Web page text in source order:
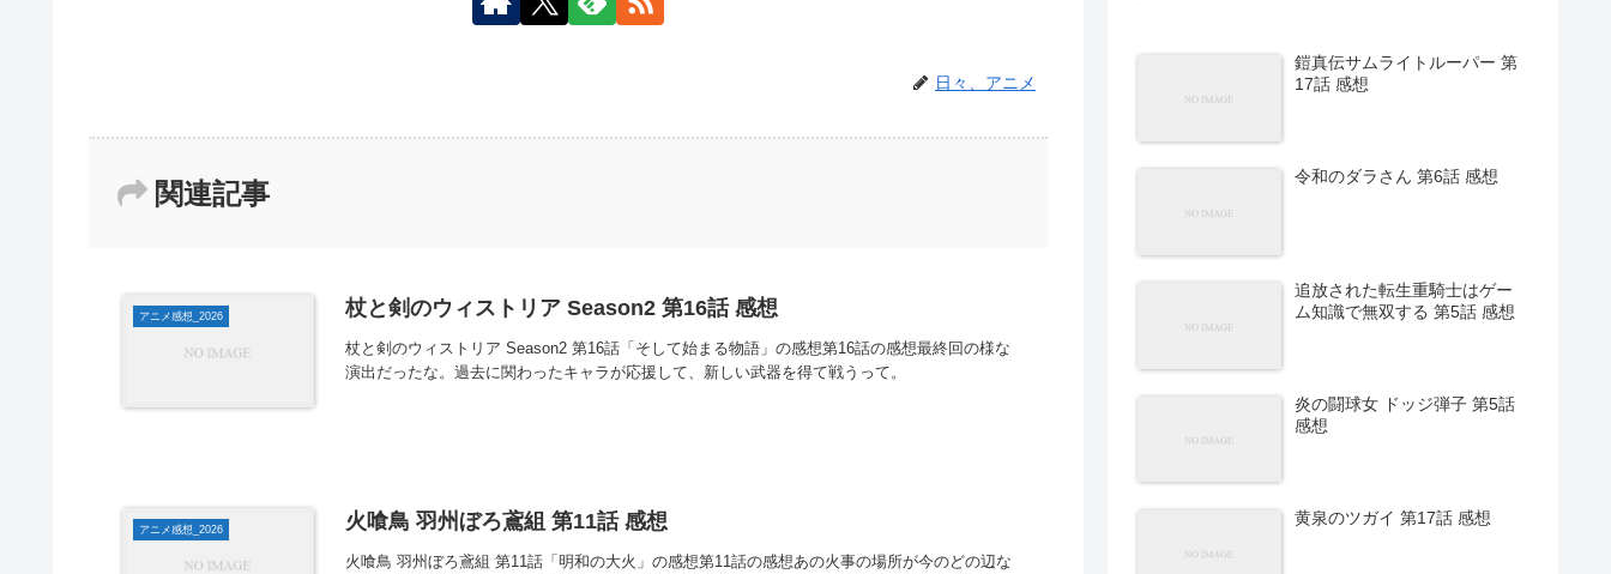
日々、アニメ
関連記事
アニメ感想_2026 杖と剣のウィストリア Season2 第16話 感想
杖と剣のウィストリア Season2 第16話「そして始まる物語」の感想第16話の感想最終回の様な
演出だったな。過去に関わったキャラが応援して、新しい武器を得て戦うって。
アニメ感想_2026 火喰鳥 羽州ぼろ鳶組 第11話 感想
火喰鳥 羽州ぼろ鳶組 第11話「明和の大火」の感想第11話の感想あの火事の場所が今のどの辺な
鎧真伝サムライトルーパー 第
17話 感想
令和のダラさん 第6話 感想
追放された転生重騎士はゲー
ム知識で無双する 第5話 感想
炎の闘球女 ドッジ弾子 第5話
感想
黄泉のツガイ 第17話 感想